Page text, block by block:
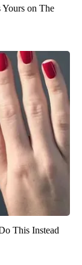
on The
This Instead